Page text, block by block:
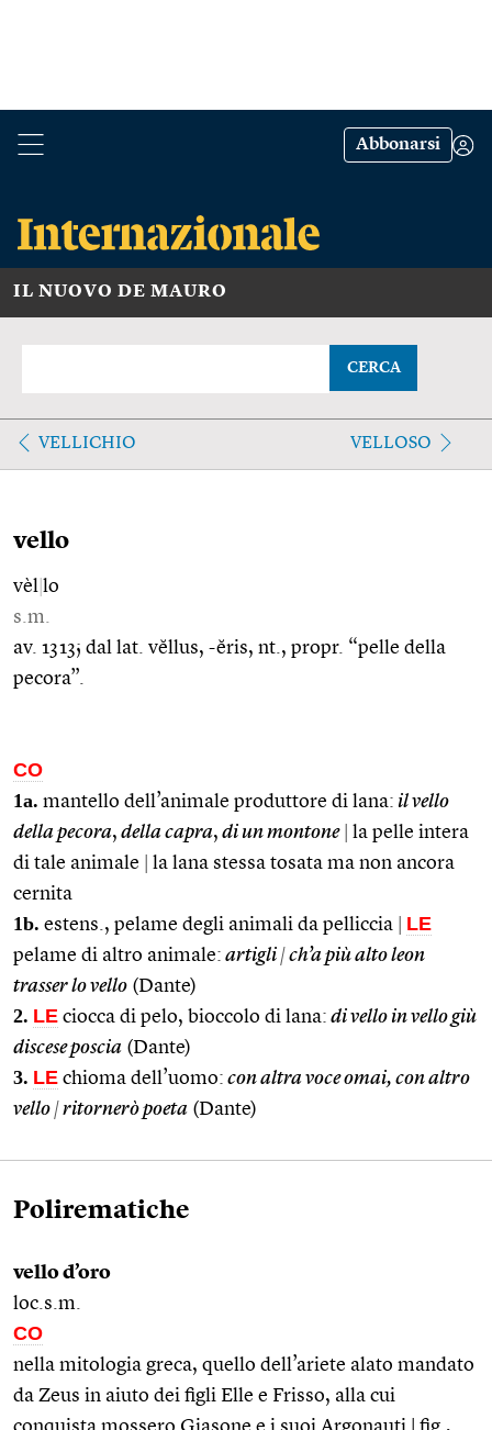
Abbonarsi
IL NUOVO DE MAURO
CERCA
VELLICHIO VELLOSO
vello
vèl lo
s.m.
av. 1313; dal lat. vĕllus, -ĕris, nt., propr. “pelle della
pecora”.
CO
1a. mantello dell’animale produttore di lana: il vello
della pecora, della capra, di un montone
la pelle intera
di tale animale
la lana stessa tosata ma non ancora
cernita
1b. estens., pelame degli animali da pelliccia LE
pelame di altro animale: artigli |ch’a più alto leon
trasser lo vello (Dante)
2. LE ciocca di pelo, bioccolo di lana: di vello in vello giù
discese poscia (Dante)
3. LE chioma dell’uomo: con altra voce omai, con altro
vello |ritornerò poeta (Dante)
Polirematiche
vello d’oro
loc.s.m.
CO
nella mitologia greca, quello dell’ariete alato mandato
da Zeus in aiuto dei figli Elle e Frisso, alla cui